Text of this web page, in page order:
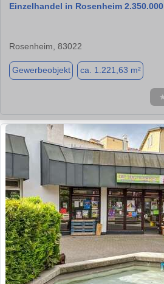
Einzelhandel in Rosenheim 2.350.000
Rosenheim, 83022
Gewerbeobjekt ca. 1.221,63 m²